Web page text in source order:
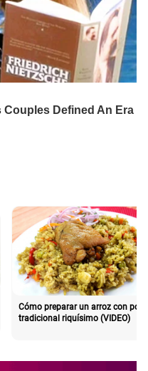
Cómo preparar un arroz con pollo
tradicional riquísimo (VIDEO)